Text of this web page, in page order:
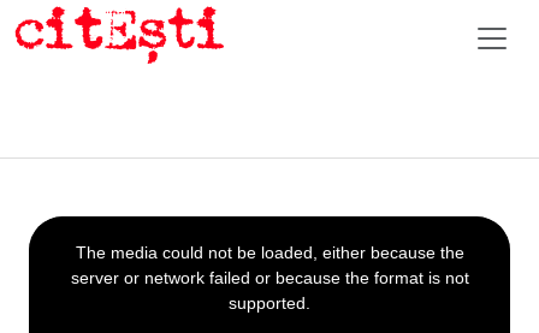
This
is
a
The media could not be loaded, either because the
server or network failed or because the format is not
supported.